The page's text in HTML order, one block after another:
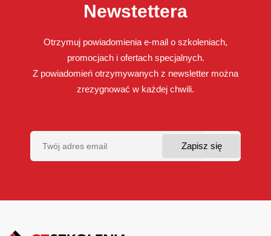
Newstettera
Otrzymuj powiadomienia e-mail o szkoleniach,
promocjach i ofertach specjalnych.
Z powiadomień otrzymywanych z newsletter można
zrezygnować w każdej chwili.